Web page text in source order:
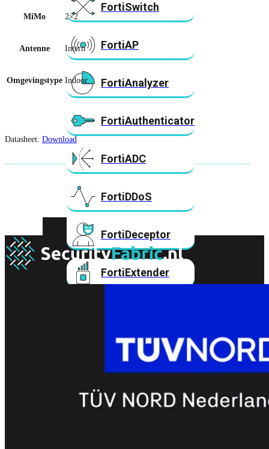
FortiSwitch
FortiAP
FortiAnalyzer
FortiAuthenticator
FortiADC
FortiDDoS
FortiDeceptor
FortiExtender
FortiMail
Workspace
MiMo 2×2
Antenne Intern
Omgevingstype Indoor
Datasheet: Download